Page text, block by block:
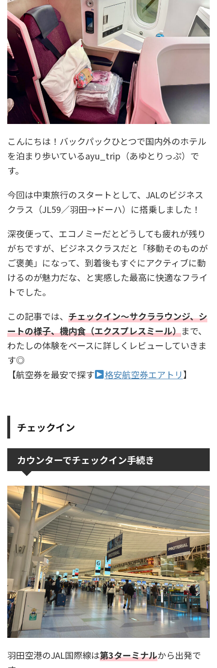
こんにちは！バックパックひとつで国内外のホテル
を泊まり歩いているayu_trip（あゆとりっぷ）で
す。
今回は中東旅行のスタートとして、JALのビジネス
クラス（JL59／羽田→ドーハ）に搭乗しました！
深夜便って、エコノミーだとどうしても疲れが残り
がちですが、ビジネスクラスだと「移動そのものが
ご褒美」になって、到着後もすぐにアクティブに動
けるのが魅力だな、と実感した最高に快適なフライ
トでした。
この記事では、 チェックイン～サクララウンジ、シ
ートの様子、機内食（エクスプレスミール）まで、
わたしの体験をベースに詳しくレビューしていきま
す◎
【航空券を最安で探す
格安航空券エアトリ】
チェックイン
カウンターでチェックイン手続き
羽田空港のJAL国際線は第3ターミナルから出発で